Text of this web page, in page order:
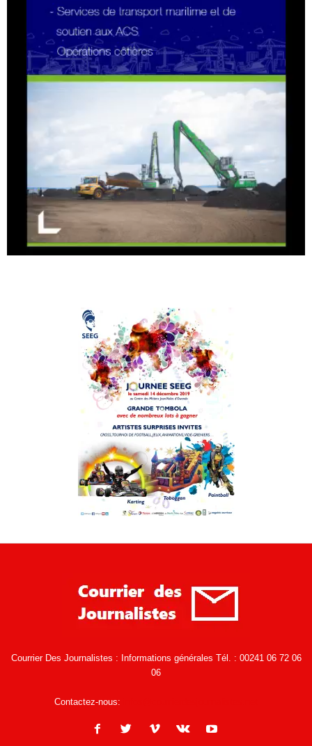
Courrier Des Journalistes : Informations générales Tél. : 00241 06 72 06
06
Contactez-nous: